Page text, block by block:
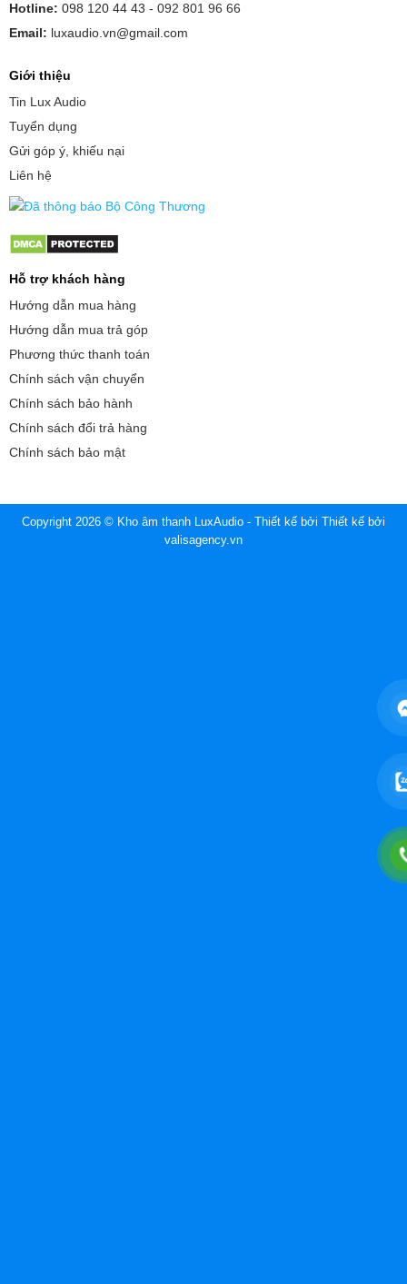
Hotline: 098 120 44 43 - 092 801 96 66
Email: luxaudio.vn@gmail.com
Giới thiệu
Tin Lux Audio
Tuyển dụng
Gửi góp ý, khiếu nại
Liên hệ
Hỗ trợ khách hàng
Hướng dẫn mua hàng
Hướng dẫn mua trả góp
Phương thức thanh toán
Chính sách vận chuyển
Chính sách bảo hành
Chính sách đổi trả hàng
Chính sách bảo mật
Copyright 2026 © Kho âm thanh LuxAudio - Thiết kế bởi Thiết kế bởi
valisagency.vn